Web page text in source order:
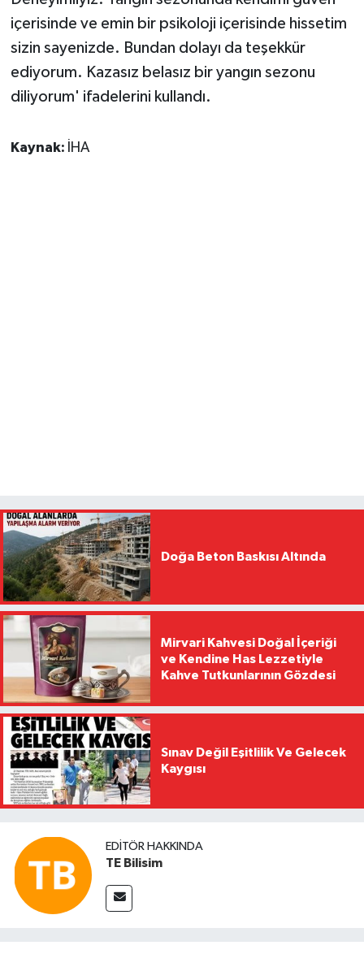
içerisinde ve emin bir psikoloji içerisinde hissetim
sizin sayenizde. Bundan dolayı da teşekkür
ediyorum. Kazasız belasız bir yangın sezonu
diliyorum' ifadelerini kullandı.
Kaynak: İHA
Doğa Beton Baskısı Altında
Mirvari Kahvesi Doğal İçeriği
ve Kendine Has Lezzetiyle
Kahve Tutkunlarının Gözdesi
Sınav Değil Eşitlilik Ve Gelecek
Kaygısı
EDITÖR HAKKINDA
TE Bilisim